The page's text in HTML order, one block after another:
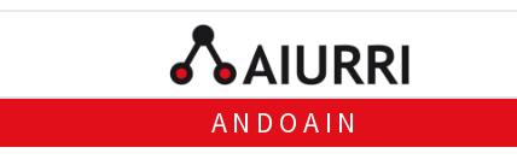
ANDOAIN